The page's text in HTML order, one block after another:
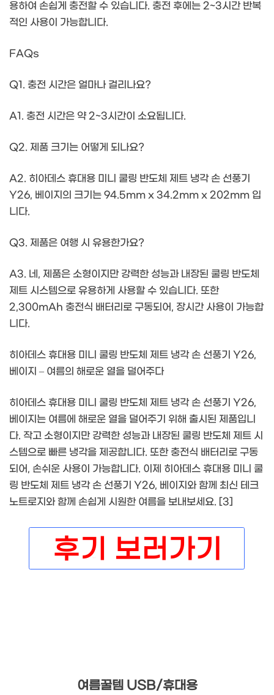
용하여 손쉽게 충전할 수 있습니다. 충전 후에는 2~3시간 반복
적인 사용이 가능합니다.
FAQs
Q1. 충전 시간은 얼마나 걸리나요?
A1. 충전 시간은 약 2~3시간이 소요됩니다.
Q2. 제품 크기는 어떻게 되나요?
A2. 히아데스 휴대용 미니 쿨링 반도체 제트 냉각 손 선풍기
Y26, 베이지의 크기는 94.5mm x 34.2mm x 202mm 입
니다.
Q3. 제품은 여행 시 유용한가요?
A3. 네, 제품은 소형이지만 강력한 성능과 내장된 쿨링 반도체
제트 시스템으로 유용하게 사용할 수 있습니다. 또한
2,300mAh 충전식 배터리로 구동되어, 장시간 사용이 가능합
니다.
히아데스 휴대용 미니 쿨링 반도체 제트 냉각 손 선풍기 Y26,
베이지 – 여름의 해로운 열을 덜어주다
히아데스 휴대용 미니 쿨링 반도체 제트 냉각 손 선풍기 Y26,
베이지는 여름에 해로운 열을 덜어주기 위해 출시된 제품입니
다. 작고 소형이지만 강력한 성능과 내장된 쿨링 반도체 제트 시
스템으로 빠른 냉각을 제공합니다. 또한 충전식 배터리로 구동
되어, 손쉬운 사용이 가능합니다. 이제 히아데스 휴대용 미니 쿨
링 반도체 제트 냉각 손 선풍기 Y26, 베이지와 함께 최신 테크
노트로지와 함께 손쉽게 시원한 여름을 보내보세요. [3]
여름꿀템 USB/휴대용